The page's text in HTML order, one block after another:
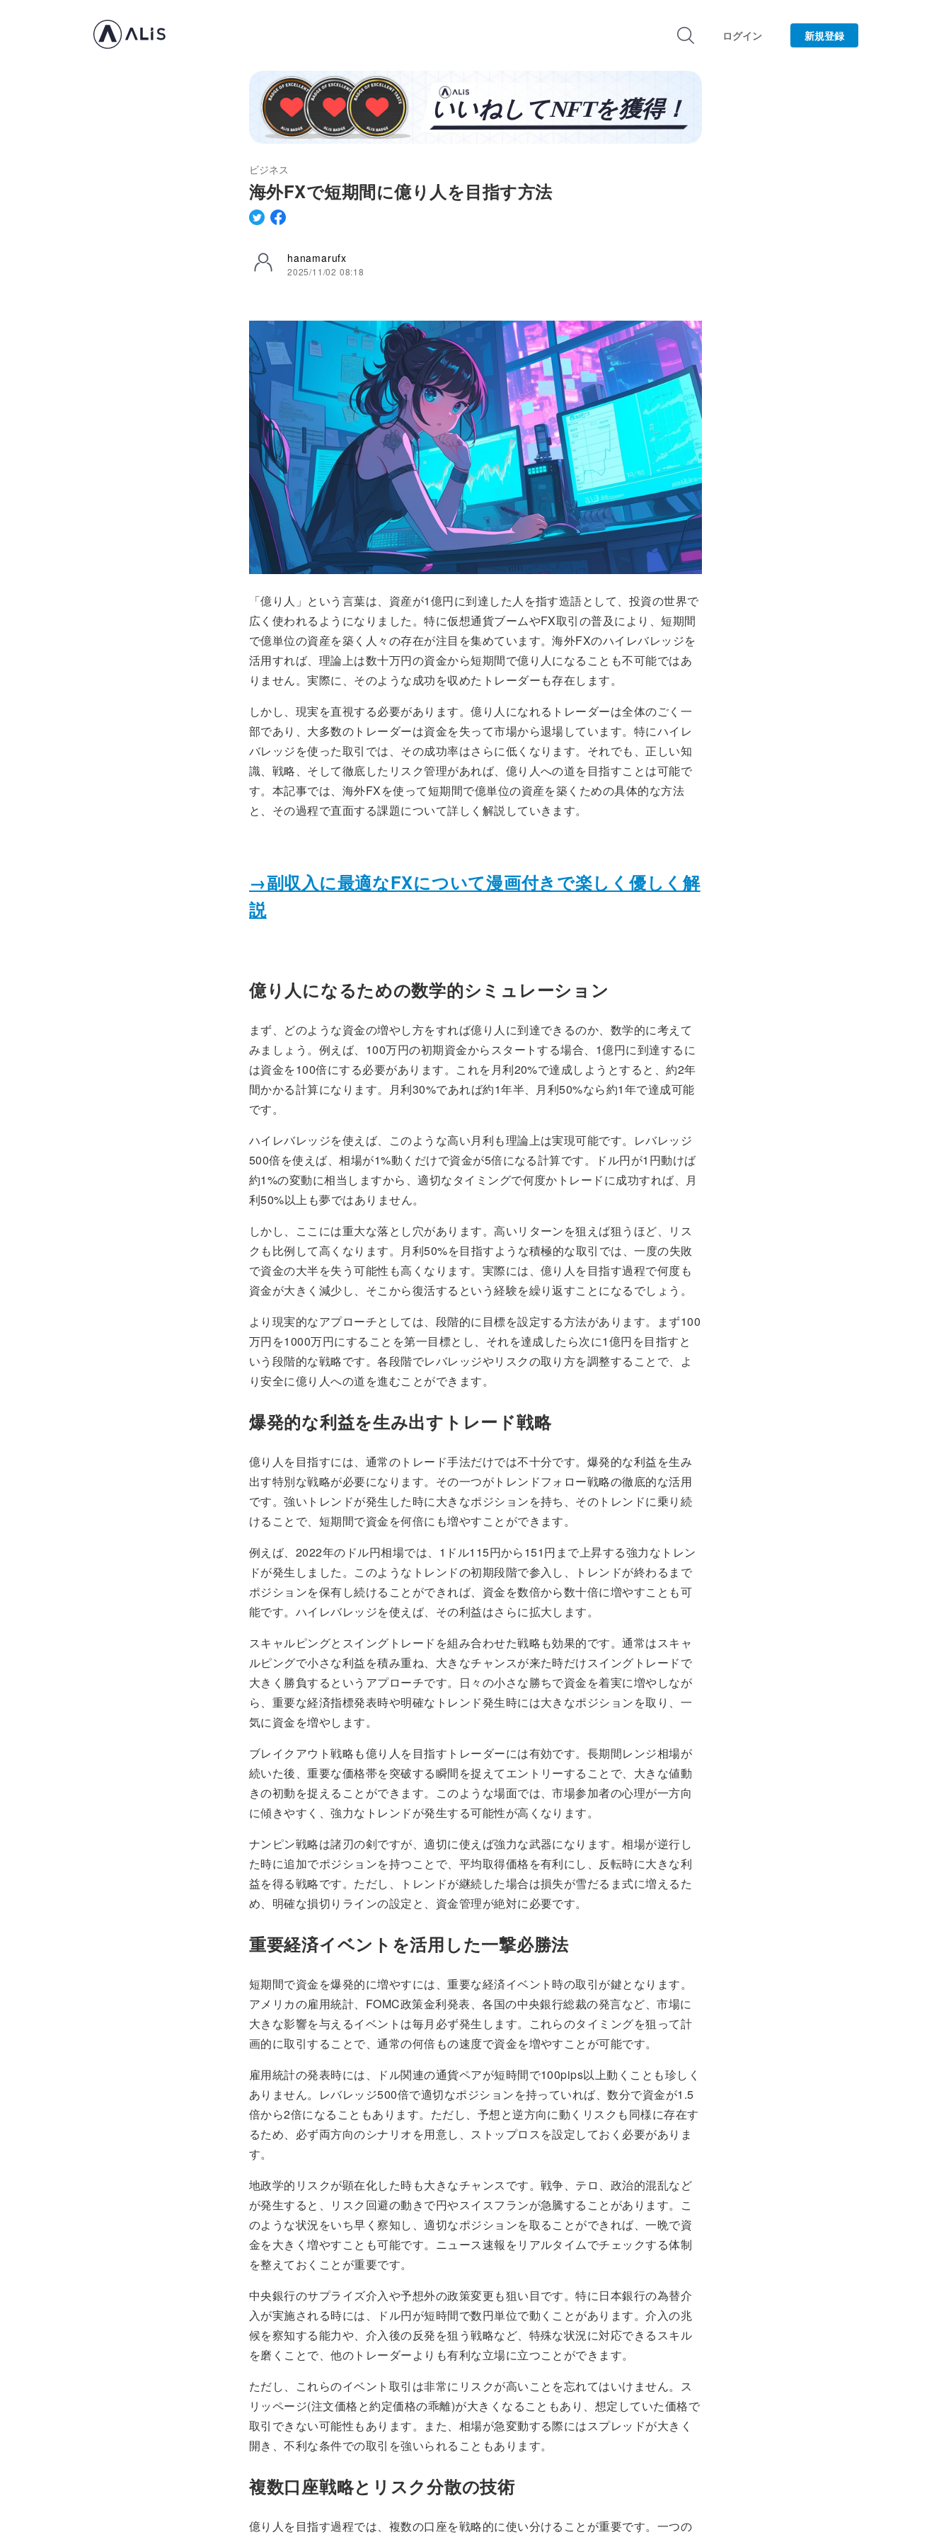
ログイン 新規登録
ビジネス
海外FXで短期間に億り人を目指す方法
hanamarufx
2025/11/02 08:18
「億り人」という言葉は、資産が1億円に到達した人を指す造語として、投資の世界で
広く使われるようになりました。特に仮想通貨ブームやFX取引の普及により、短期間
で億単位の資産を築く人々の存在が注目を集めています。海外FXのハイレバレッジを
活用すれば、理論上は数十万円の資金から短期間で億り人になることも不可能ではあ
りません。実際に、そのような成功を収めたトレーダーも存在します。
しかし、現実を直視する必要があります。億り人になれるトレーダーは全体のごく一
部であり、大多数のトレーダーは資金を失って市場から退場しています。特にハイレ
バレッジを使った取引では、その成功率はさらに低くなります。それでも、正しい知
識、戦略、そして徹底したリスク管理があれば、億り人への道を目指すことは可能で
す。本記事では、海外FXを使って短期間で億単位の資産を築くための具体的な方法
と、その過程で直面する課題について詳しく解説していきます。
→副収入に最適なFXについて漫画付きで楽しく優しく解
説
億り人になるための数学的シミュレーション
まず、どのような資金の増やし方をすれば億り人に到達できるのか、数学的に考えて
みましょう。例えば、100万円の初期資金からスタートする場合、1億円に到達するに
は資金を100倍にする必要があります。これを月利20%で達成しようとすると、約2年
間かかる計算になります。月利30%であれば約1年半、月利50%なら約1年で達成可能
です。
ハイレバレッジを使えば、このような高い月利も理論上は実現可能です。レバレッジ
500倍を使えば、相場が1%動くだけで資金が5倍になる計算です。ドル円が1円動けば
約1%の変動に相当しますから、適切なタイミングで何度かトレードに成功すれば、月
利50%以上も夢ではありません。
しかし、ここには重大な落とし穴があります。高いリターンを狙えば狙うほど、リス
クも比例して高くなります。月利50%を目指すような積極的な取引では、一度の失敗
で資金の大半を失う可能性も高くなります。実際には、億り人を目指す過程で何度も
資金が大きく減少し、そこから復活するという経験を繰り返すことになるでしょう。
より現実的なアプローチとしては、段階的に目標を設定する方法があります。まず100
万円を1000万円にすることを第一目標とし、それを達成したら次に1億円を目指すと
いう段階的な戦略です。各段階でレバレッジやリスクの取り方を調整することで、よ
り安全に億り人への道を進むことができます。
爆発的な利益を生み出すトレード戦略
億り人を目指すには、通常のトレード手法だけでは不十分です。爆発的な利益を生み
出す特別な戦略が必要になります。その一つがトレンドフォロー戦略の徹底的な活用
です。強いトレンドが発生した時に大きなポジションを持ち、そのトレンドに乗り続
けることで、短期間で資金を何倍にも増やすことができます。
例えば、2022年のドル円相場では、1ドル115円から151円まで上昇する強力なトレン
ドが発生しました。このようなトレンドの初期段階で参入し、トレンドが終わるまで
ポジションを保有し続けることができれば、資金を数倍から数十倍に増やすことも可
能です。ハイレバレッジを使えば、その利益はさらに拡大します。
スキャルピングとスイングトレードを組み合わせた戦略も効果的です。通常はスキャ
ルピングで小さな利益を積み重ね、大きなチャンスが来た時だけスイングトレードで
大きく勝負するというアプローチです。日々の小さな勝ちで資金を着実に増やしなが
ら、重要な経済指標発表時や明確なトレンド発生時には大きなポジションを取り、一
気に資金を増やします。
ブレイクアウト戦略も億り人を目指すトレーダーには有効です。長期間レンジ相場が
続いた後、重要な価格帯を突破する瞬間を捉えてエントリーすることで、大きな値動
きの初動を捉えることができます。このような場面では、市場参加者の心理が一方向
に傾きやすく、強力なトレンドが発生する可能性が高くなります。
ナンピン戦略は諸刃の剣ですが、適切に使えば強力な武器になります。相場が逆行し
た時に追加でポジションを持つことで、平均取得価格を有利にし、反転時に大きな利
益を得る戦略です。ただし、トレンドが継続した場合は損失が雪だるま式に増えるた
め、明確な損切りラインの設定と、資金管理が絶対に必要です。
重要経済イベントを活用した一撃必勝法
短期間で資金を爆発的に増やすには、重要な経済イベント時の取引が鍵となります。
アメリカの雇用統計、FOMC政策金利発表、各国の中央銀行総裁の発言など、市場に
大きな影響を与えるイベントは毎月必ず発生します。これらのタイミングを狙って計
画的に取引することで、通常の何倍もの速度で資金を増やすことが可能です。
雇用統計の発表時には、ドル関連の通貨ペアが短時間で100pips以上動くことも珍しく
ありません。レバレッジ500倍で適切なポジションを持っていれば、数分で資金が1.5
倍から2倍になることもあります。ただし、予想と逆方向に動くリスクも同様に存在す
るため、必ず両方向のシナリオを用意し、ストップロスを設定しておく必要がありま
す。
地政学的リスクが顕在化した時も大きなチャンスです。戦争、テロ、政治的混乱など
が発生すると、リスク回避の動きで円やスイスフランが急騰することがあります。こ
のような状況をいち早く察知し、適切なポジションを取ることができれば、一晩で資
金を大きく増やすことも可能です。ニュース速報をリアルタイムでチェックする体制
を整えておくことが重要です。
中央銀行のサプライズ介入や予想外の政策変更も狙い目です。特に日本銀行の為替介
入が実施される時には、ドル円が短時間で数円単位で動くことがあります。介入の兆
候を察知する能力や、介入後の反発を狙う戦略など、特殊な状況に対応できるスキル
を磨くことで、他のトレーダーよりも有利な立場に立つことができます。
ただし、これらのイベント取引は非常にリスクが高いことを忘れてはいけません。ス
リッページ(注文価格と約定価格の乖離)が大きくなることもあり、想定していた価格で
取引できない可能性もあります。また、相場が急変動する際にはスプレッドが大きく
開き、不利な条件での取引を強いられることもあります。
複数口座戦略とリスク分散の技術
億り人を目指す過程では、複数の口座を戦略的に使い分けることが重要です。一つの